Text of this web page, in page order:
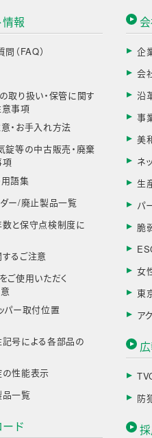
報
問（FAQ）
取り扱い・保管に関す
事項
・お手入れ方法
錠等の中古販売・廃棄
項
語集
ー/廃止製品一覧
と保守点検制度に
るご注意
ご使用いただく
パー取付位置
号による各部品の
性能表示
一覧
ド
企
会
沿
事
美
ネ
生
パ
脆
女
東
ア
防